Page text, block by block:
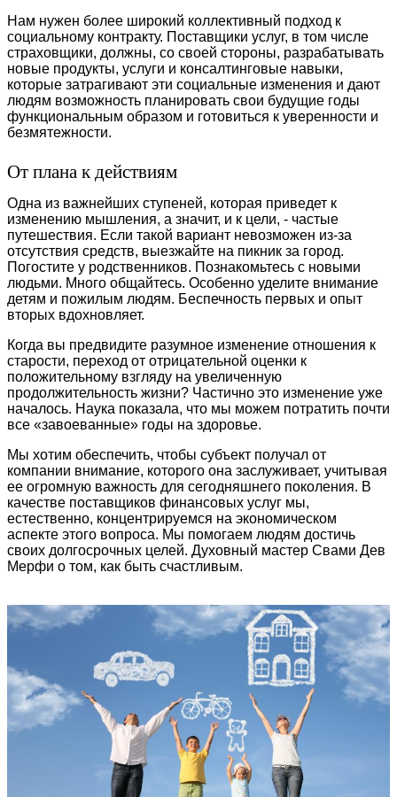
Нам нужен более широкий коллективный подход к
социальному контракту. Поставщики услуг, в том числе
страховщики, должны, со своей стороны, разрабатывать
новые продукты, услуги и консалтинговые навыки,
которые затрагивают эти социальные изменения и дают
людям возможность планировать свои будущие годы
функциональным образом и готовиться к уверенности и
безмятежности.
От плана к действиям
Одна из важнейших ступеней, которая приведет к
изменению мышления, а значит, и к цели, - частые
путешествия. Если такой вариант невозможен из-за
отсутствия средств, выезжайте на пикник за город.
Погостите у родственников. Познакомьтесь с новыми
людьми. Много общайтесь. Особенно уделите внимание
детям и пожилым людям. Беспечность первых и опыт
вторых вдохновляет.
Когда вы предвидите разумное изменение отношения к
старости, переход от отрицательной оценки к
положительному взгляду на увеличенную
продолжительность жизни? Частично это изменение уже
началось. Наука показала, что мы можем потратить почти
все «завоеванные» годы на здоровье.
Мы хотим обеспечить, чтобы субъект получал от
компании внимание, которого она заслуживает, учитывая
ее огромную важность для сегодняшнего поколения. В
качестве поставщиков финансовых услуг мы,
естественно, концентрируемся на экономическом
аспекте этого вопроса. Мы помогаем людям достичь
своих долгосрочных целей. Духовный мастер Свами Дев
Мерфи о том, как быть счастливым.